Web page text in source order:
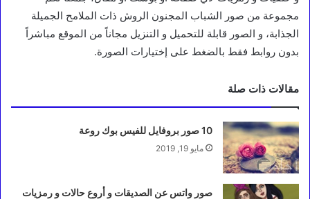
مجموعة من صور الشباب المجنون الروش ذات الملامح الجميلة
الجذابة، و الصور قابلة للتحميل و التنزيل مجاناً من الموقع مباشراً
بدون روابط فقط بالضغط على إختيارات الصورة.
مقالات ذات صلة
10 صور بروفايل للفيس بوك روعة
مايو 19, 2019
صور واتس عن الصديقات و أروع حالات و رمزيات